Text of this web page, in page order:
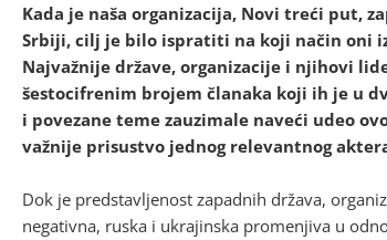
Kada je naša organizacija, Novi treći put,
Srbiji, cilj je bilo ispratiti na koji način oni
Najvažnije države, organizacije i njihovi
šestocifrenim brojem članaka koji ih je u
i povezane teme zauzimale naveći udeo
važnije prisustvo jednog relevantnog
Dok je predstavljenost zapadnih država,
negativna, ruska i ukrajinska promenjiva u